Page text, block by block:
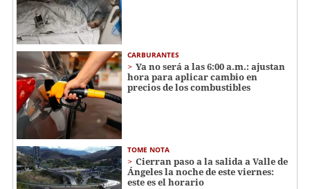
CARBURANTES
Ya no será a las 6:00 a.m.: ajustan
hora para aplicar cambio en
precios de los combustibles
TOME NOTA
Cierran paso a la salida a Valle de
Ángeles la noche de este viernes:
este es el horario